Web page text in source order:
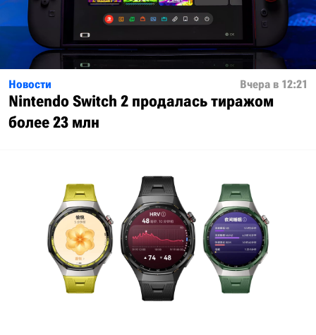
Новости Вчера в 12:21
Nintendo Switch 2 продалась тиражом
более 23 млн